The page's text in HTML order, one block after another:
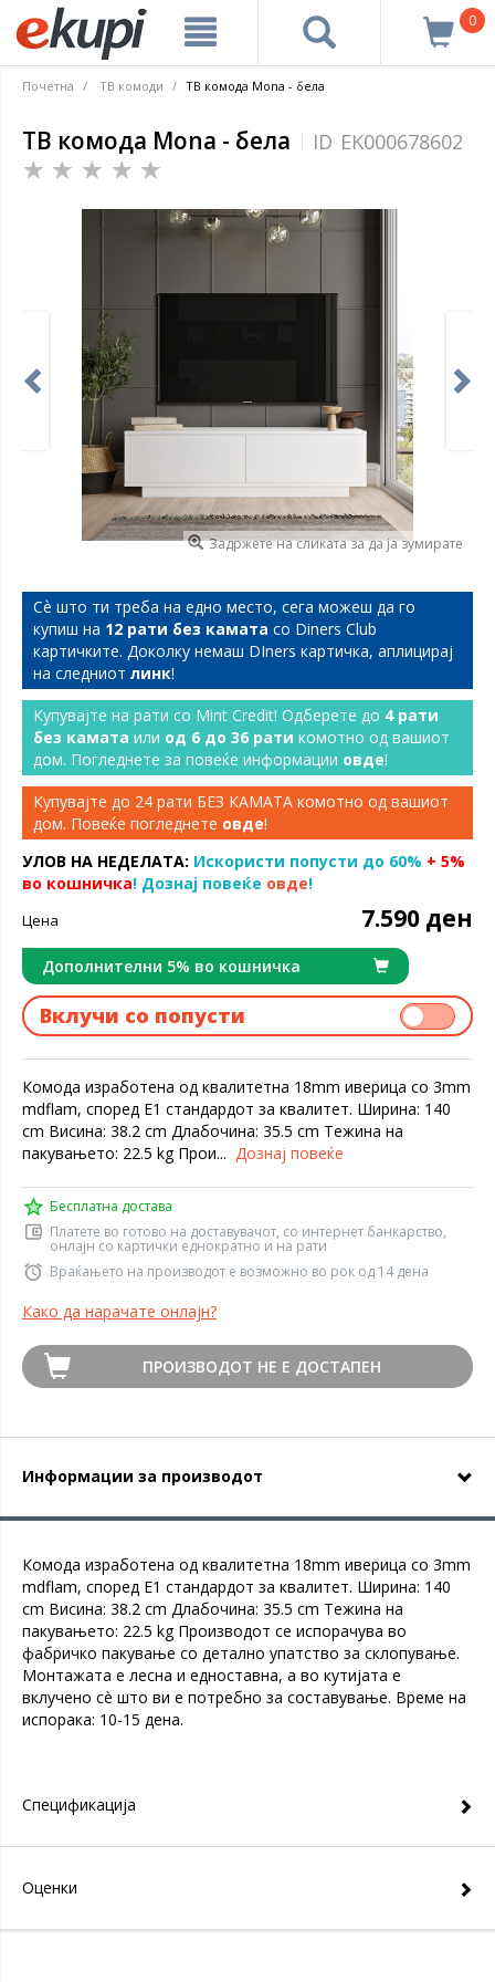
0
Почетна ТВ комоди ТВ комода Mona - бела
ТВ комода Mona - бела ID EK000678602
Задржете на сликата за да ја зумирате
Сѐ што ти треба на едно место, сега можеш да го
купиш на 12 рати без камата со Diners Club
картичките. Доколку немаш DIners картичка, аплицирај
на следниот линк!
Купувајте на рати со Mint Credit! Одберете до 4 рати
без камата или од 6 до 36 рати комотно од вашиот
дом. Погледнете за повеќе информации овде!
Купувајте до 24 рати БЕЗ КАМАТА комотно од вашиот
дом. Повеќе погледнете овде!
УЛОВ НА НЕДЕЛАТА: Искористи попусти до 60% + 5%
во кошничка! Дознај повеќе овде!
Цена 7.590 ден
Дополнителни 5% во кошничка
Вклучи со попусти
Комода изработена од квалитетна 18mm иверица со 3mm
mdflam, според Е1 стандардот за квалитет. Ширина: 140
cm Висина: 38.2 cm Длабочина: 35.5 cm Тежина на
пакувањето: 22.5 kg Прои... Дознај повеќе
Бесплатна достава
Платете во готово на доставувачот, со интернет банкарство,
онлајн со картички еднократно и на рати
Враќањето на производот е возможно во рок од 14 дена
Како да нарачате онлајн?
ПРОИЗВОДОТ НЕ Е ДОСТАПЕН
Информации за производот
Комода изработена од квалитетна 18mm иверица со 3mm
mdflam, според Е1 стандардот за квалитет. Ширина: 140
cm Висина: 38.2 cm Длабочина: 35.5 cm Тежина на
пакувањето: 22.5 kg Производот се испорачува во
фабричко пакување со детално упатство за склопување.
Монтажата е лесна и едноставна, а во кутијата е
вклучено сè што ви е потребно за составување. Време на
испорака: 10-15 дена.
Спецификација
Оценки